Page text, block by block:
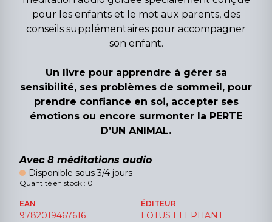
pour les enfants et le mot aux parents, des
conseils supplémentaires pour accompagner
son enfant.
Un livre pour apprendre à gérer sa
sensibilité, ses problèmes de sommeil, pour
prendre confiance en soi, accepter ses
émotions ou encore surmonter la PERTE
D’UN ANIMAL.
Avec 8 méditations audio
Disponible sous 3/4 jours
Quantité en stock : 0
EAN
9782019467616
ÉDITEUR
LOTUS ELEPHANT